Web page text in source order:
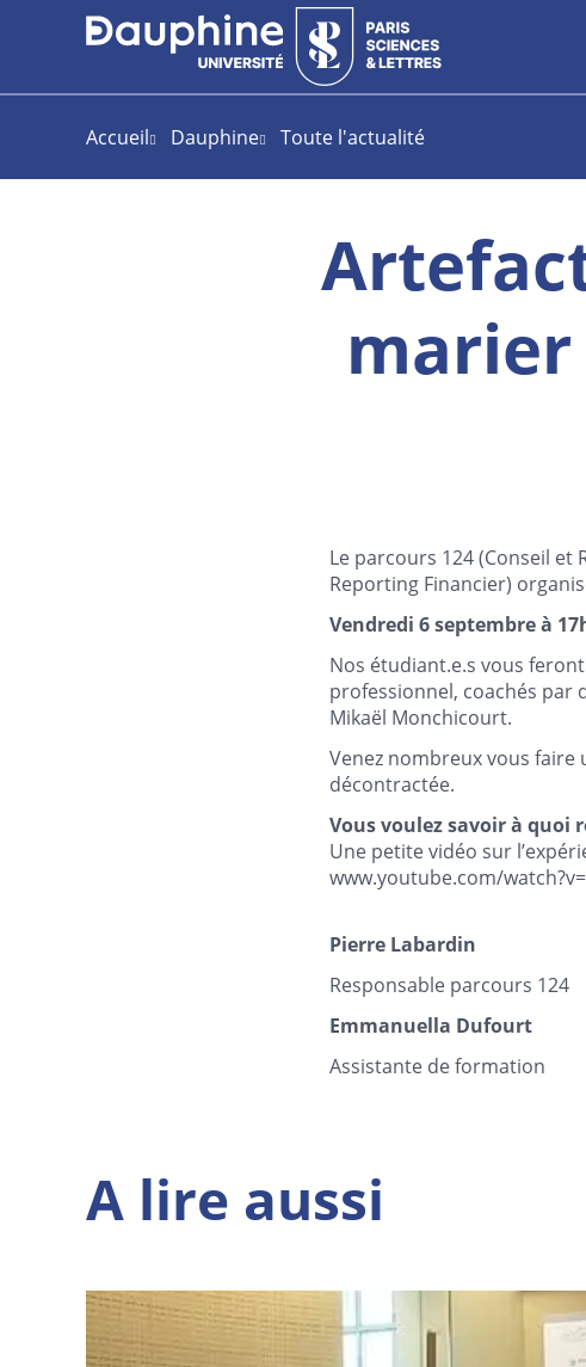
Accueil Dauphine Toute l'actualité
marier
Le parcours 124 (Conseil et
Reporting Financier)
Vendredi 6 septembre à
Nos étudiant.e.s vous
professionnel, coachés par
Mikaël Monchicourt.
Venez nombreux vous
décontractée.
Vous voulez savoir à quoi
Une petite vidéo sur
www.youtube.com/
Pierre Labardin
Responsable parcours 124
Emmanuella Dufourt
Assistante de formation
A lire aussi